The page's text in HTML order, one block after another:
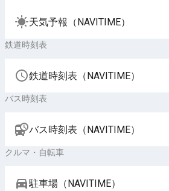
天気予報（NAVITIME）
鉄道時刻表
鉄道時刻表（NAVITIME）
バス時刻表
バス時刻表（NAVITIME）
クルマ・自転車
駐車場（NAVITIME）